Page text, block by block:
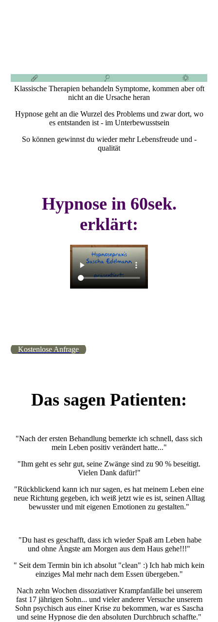
Klassische Therapien behandeln Symptome, kommen aber oft
nicht an die Ursache heran
Hypnose geht an die Wurzel des Problems und zwar dort, wo
es entstanden ist - im Unterbewusstsein
So können gewinnst du wieder mehr Lebensfreude und -
qualität
Hypnose in 60sek.
erklärt:
Kostenlose Anfrage
Das sagen Patienten:
"Nach der ersten Behandlung bemerkte ich schnell, dass sich
mein Leben positiv verändert hatte..."
"Ihm geht es sehr gut, seine Zwänge sind zu 90 % beseitigt.
Vielen Dank dafür!"
"Rückblickend kann ich nur sagen, es hat meinem Leben eine
neue Richtung gegeben, ich weiß jetzt wie es ist, seinen Alltag
bewusster und mit eigenen Emotionen zu gestalten."
"Du hast es geschafft, dass ich wieder Spaß am Leben habe
und ohne Ängste am Morgen aus dem Haus gehe!!!"
" Seit dem Termin bin ich absolut "clean" :) Ich hab mich kein
einziges Mal mehr nach dem Essen übergeben."
Nach zehn Wochen dissoziativer Krampfanfälle bei unserem
fast 17 jährigen Sohn... und vieler anderer Versuche unserem
Sohn psychisch aus einer Krise zu bekommen, war es Sascha
und seine Hypnose die den absoluten Durchbruch schaffte."